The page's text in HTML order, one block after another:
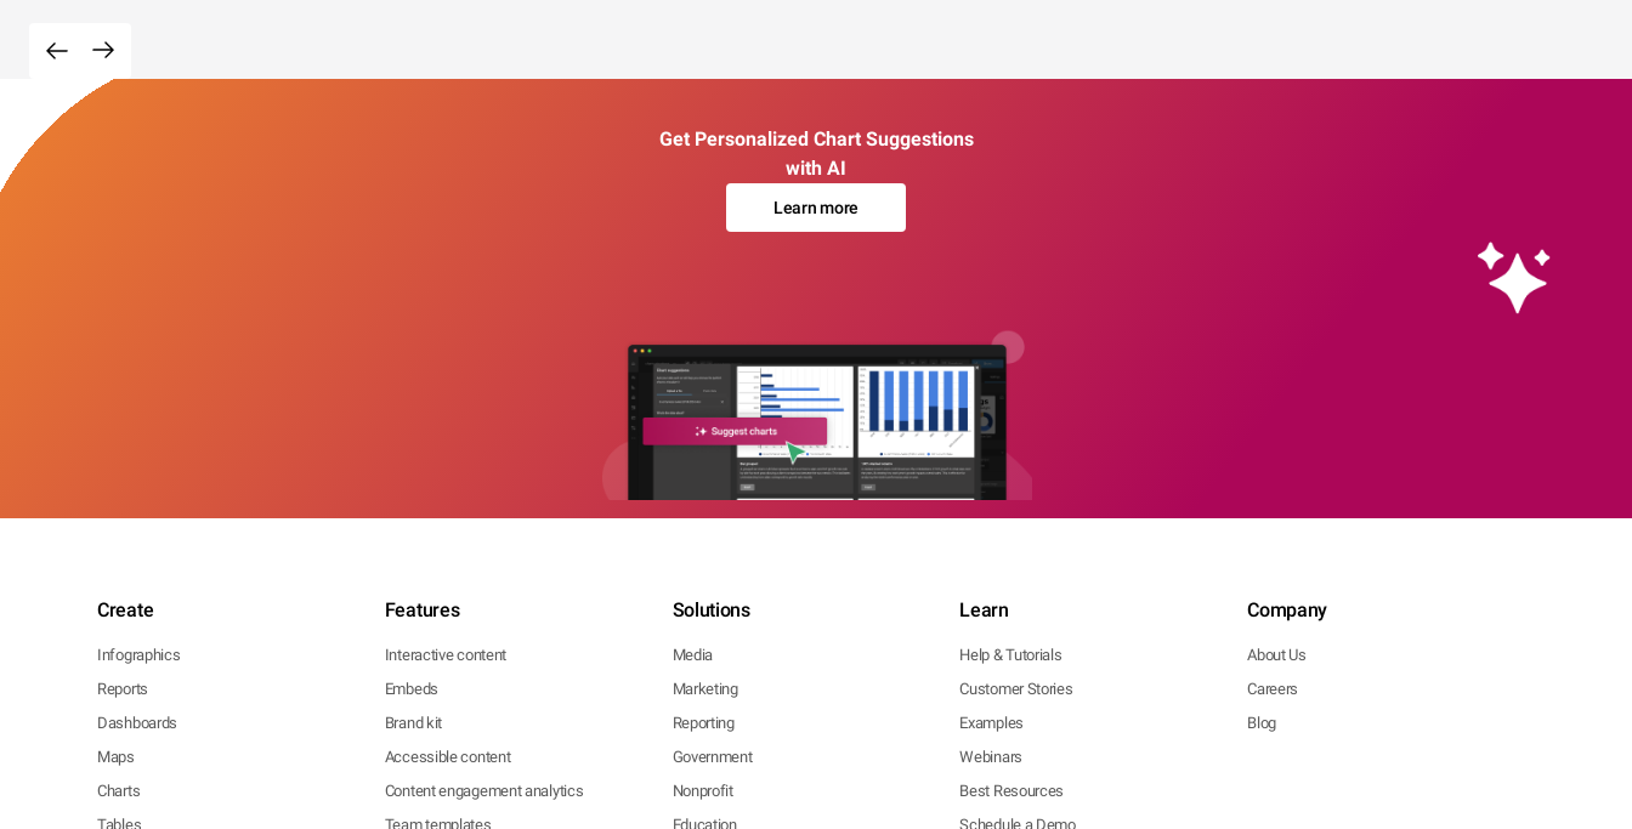
Get Personalized Chart Suggestions
with AI
Learn more
Create
Infographics
Reports
Dashboards
Maps
Charts
Tables
Features
Interactive content
Embeds
Brand kit
Accessible content
Content engagement analytics
Team templates
Solutions
Media
Marketing
Reporting
Government
Nonprofit
Education
Learn
Help & Tutorials
Customer Stories
Examples
Webinars
Best Resources
Schedule a Demo
Company
About Us
Careers
Blog